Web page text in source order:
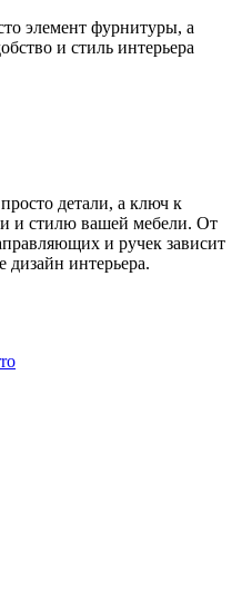
элемент фурнитуры, а
и стиль интерьера
детали, а ключ к
и стилю вашей мебели. От
и ручек зависит
дизайн интерьера.